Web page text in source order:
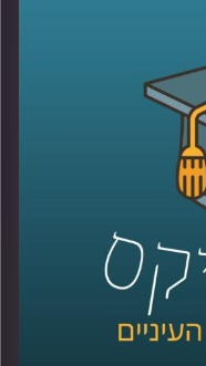
אופיר רייכמן, מרצה
תוכן, ושיווק חברתי.
משתנה –